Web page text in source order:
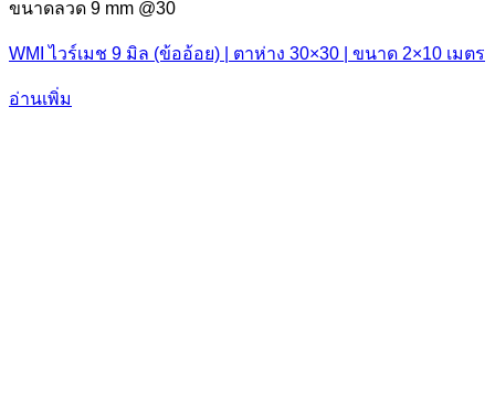
ขนาดลวด 9 mm @30
WMI ไวร์เมช 9 มิล (ข้ออ้อย) | ตาห่าง 30×30 | ขนาด 2×10 เมตร
อ่านเพิ่ม